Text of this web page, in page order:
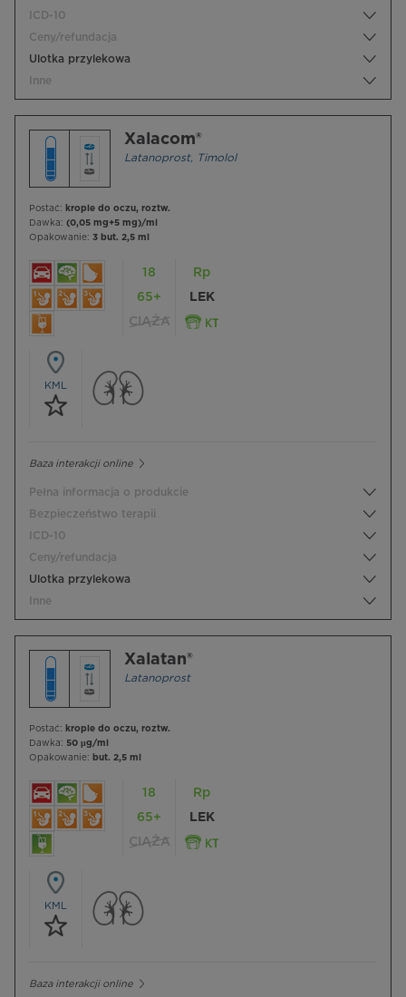
ICD-10
Ceny/refundacja
Ulotka przylekowa
Inne
Xalacom®
Latanoprost, Timolol
Postać: krople do oczu, roztw.
Dawka: (0,05 mg+5 mg)/ml
Opakowanie: 3 but. 2,5 ml
18
65+
CIĄŻA
Rp
LEK
KML
Baza interakcji online
Pełna informacja o produkcie
Bezpieczeństwo terapii
ICD-10
Ceny/refundacja
Ulotka przylekowa
Inne
Xalatan®
Latanoprost
Postać: krople do oczu, roztw.
Dawka: 50 µg/ml
Opakowanie: but. 2,5 ml
18
65+
CIĄŻA
Rp
LEK
KML
Baza interakcji online